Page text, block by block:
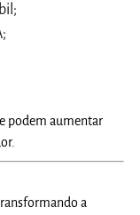
podem aumentar
a